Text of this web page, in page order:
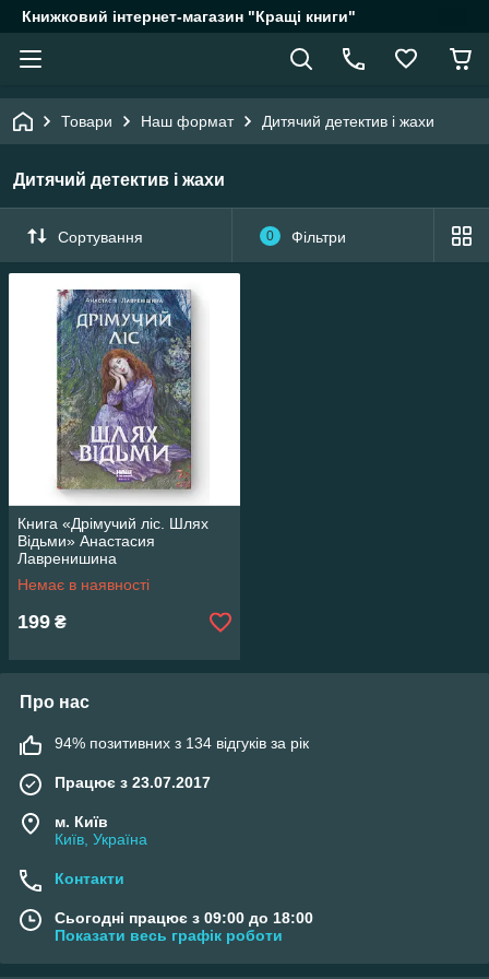
Книжковий інтернет-магазин "Кращі книги"
Товари Наш формат Дитячий детектив і жахи
Дитячий детектив і жахи
Сортування 0 Фільтри
Книга «Дрімучий ліс. Шлях
Відьми» Анастасия
Лавренишина
Немає в наявності
199 ₴
Про нас
94% позитивних з 134 відгуків за рік
Працює з 23.07.2017
м. Київ
Київ, Україна
Контакти
Сьогодні працює з 09:00 до 18:00
Показати весь графік роботи